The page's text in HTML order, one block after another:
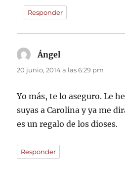
Responder
Ángel
20 junio, 2014 a las 6:29 pm
Yo más, te lo aseguro. Le
suyas a Carolina y ya me
es un regalo de los dioses.
Responder